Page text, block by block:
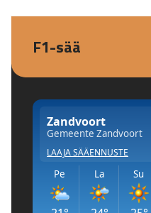
F1-sää